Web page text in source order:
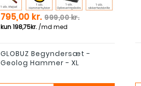
Pris
795,00 kr. Normal pris
999,00 kr.
GLOBUZ Begyndersæt -
Geolog Hammer - XL